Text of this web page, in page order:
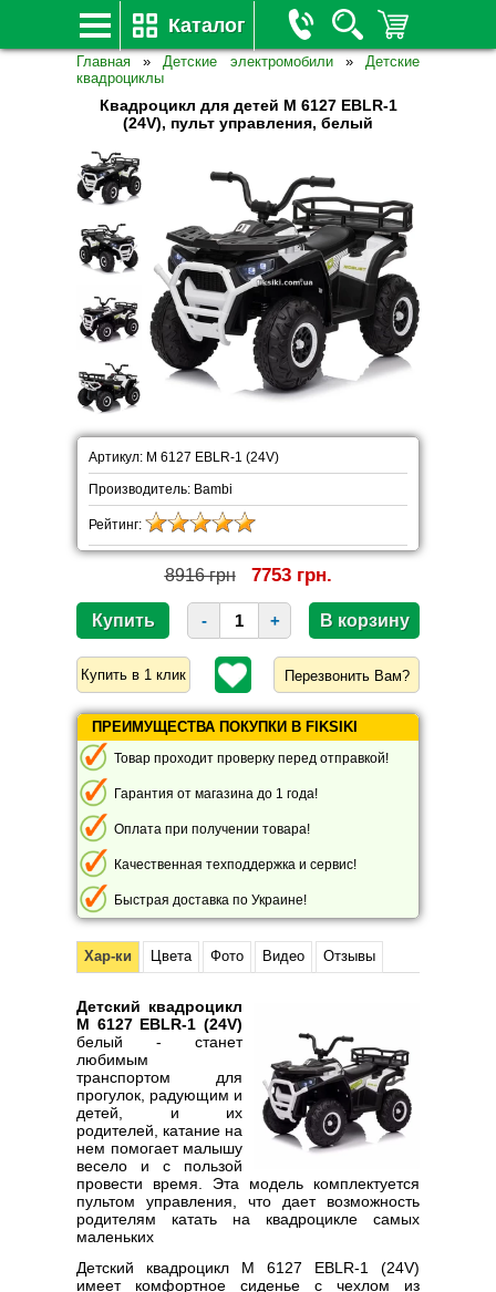
Каталог
Главная »Детские электромобили »Детские
квадроциклы
Квадроцикл для детей M 6127 EBLR-1
(24V), пульт управления, белый
Артикул: M 6127 EBLR-1 (24V)
Производитель: Bambi
Рейтинг:
8916 грн 7753 грн.
- +
Перезвонить Вам?
ПРЕИМУЩЕСТВА ПОКУПКИ В FIKSIKI
Товар проходит проверку перед отправкой!
Гарантия от магазина до 1 года!
Оплата при получении товара!
Качественная техподдержка и сервис!
Быстрая доставка по Украине!
Хар-ки Цвета Фото Видео Отзывы
Детский квадроцикл
M 6127 EBLR-1 (24V)
белый - станет
любимым
транспортом для
прогулок, радующим и
детей, и их
родителей, катание на
нем помогает малышу
весело и с пользой
провести время. Эта модель комплектуется
пультом управления, что дает возможность
родителям катать на квадроцикле самых
маленьких
Детский квадроцикл M 6127 EBLR-1 (24V)
имеет комфортное сиденье с чехлом из